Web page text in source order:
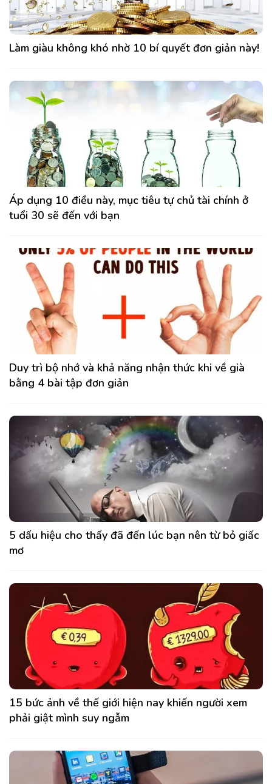
Làm giàu không khó nhờ 10 bí quyết đơn giản này!
Áp dụng 10 điều này, mục tiêu tự chủ tài chính ở
tuổi 30 sẽ đến với bạn
Duy trì bộ nhớ và khả năng nhận thức khi về già
bằng 4 bài tập đơn giản
5 dấu hiệu cho thấy đã đến lúc bạn nên từ bỏ giấc
mơ
15 bức ảnh về thế giới hiện nay khiến người xem
phải giật mình suy ngẫm